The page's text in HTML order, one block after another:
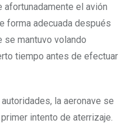
el avión
forma adecuada después
se mantuvo volando
tiempo antes de efectuar
la aeronave se
intento de aterrizaje.